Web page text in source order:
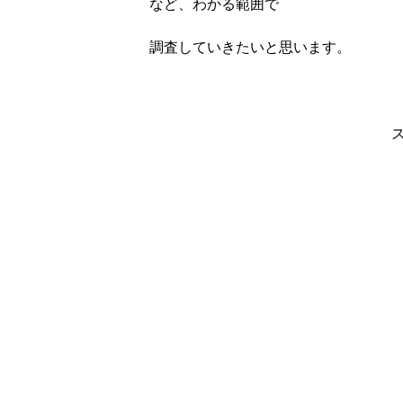
など、わかる範囲で
調査していきたいと思います。